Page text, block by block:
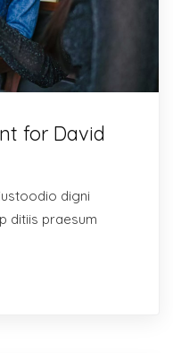
for David
digni
ditiis praesum